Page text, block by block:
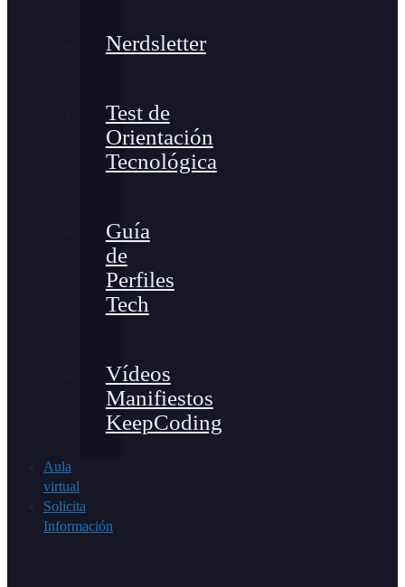
Nerdsletter
Test de
Orientación
Tecnológica
Guía
de
Perfiles
Tech
Vídeos
Manifiestos
KeepCoding
Aula
virtual
Solicita
Información